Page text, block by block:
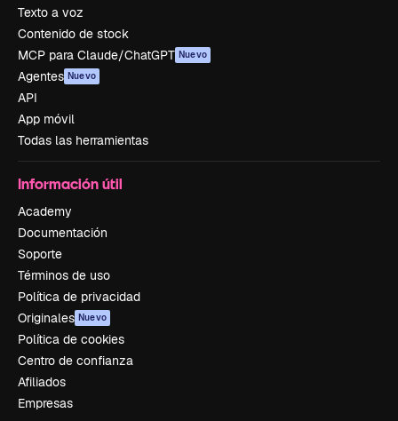
Texto a voz
Contenido de stock
MCP para Claude/ChatGPT Nuevo
Agentes Nuevo
API
App móvil
Todas las herramientas
Información útil
Academy
Documentación
Soporte
Términos de uso
Política de privacidad
Originales Nuevo
Política de cookies
Centro de confianza
Afiliados
Empresas